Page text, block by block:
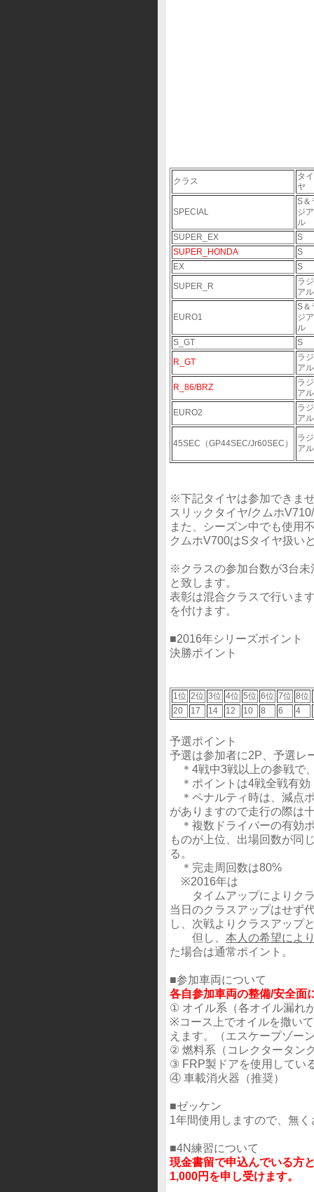
クラス
タイ
ヤ
SPECIAL
S＆
ジア
ル
SUPER_EX
S
SUPER_HONDA
S
EX
S
SUPER_R
ラジ
アル
EURO1
S＆
ジア
ル
S_GT
S
R_GT
ラジ
アル
R_86/BRZ
ラジ
アル
EURO2
ラジ
アル
45SEC（GP44SEC/Jr60SEC）
ラジ
アル
※下記タイヤは参加できま
スリックタイヤ/クムホ
また、シーズン中でも使用
クムホV700はSタイヤ扱い
※クラスの参加台数が3台未
と致します。
表彰は混合クラスで行いま
を付けます。
■2016年シリーズポイント
決勝ポイント
1位 2位 3位 4位 5位 6位 7位 8位
20
17 14 12 10 8 6 4
予選ポイント
予選は参加者に2P、予選レ
＊4戦中3戦以上の参戦で
＊ポイントは4戦全戦有効
＊ペナルティ時は、減点
がありますので走行の際は
＊複数ドライバーの有効
ものが上位、出場回数が同
る。
＊完走周回数は80%
※2016年は
タイムアップによりクラ
当日のクラスアップはせず
し、次戦よりクラスアップ
但し、 本人の希望によ
た場合は通常ポイント。
■参加車両について
各自参加車両の整備/安全面
① オイル系（各オイル漏れ
※コース上でオイルを撒い
えます。（エスケープゾー
② 燃料系（コレクタータン
③ FRP製ドアを使用してい
④ 車載消火器（推奨）
■ゼッケン
1年間使用しますので、無
■4N練習について
現金書留で申込んでいる方
1,000円を申し受けます。